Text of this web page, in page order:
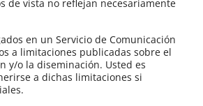
de vista no reflejan necesariamente
en un Servicio de Comunicación
a limitaciones publicadas sobre el
y/o la diseminación. Usted es
a dichas limitaciones si